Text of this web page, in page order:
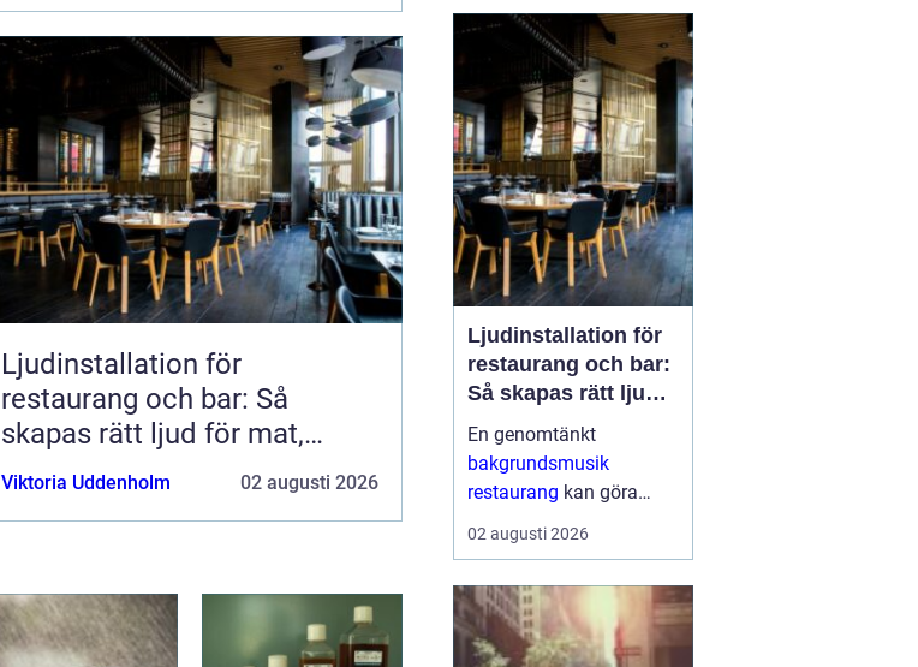
Ljudinstallation för
restaurang och bar: Så
skapas rätt ljud för mat,
dryck och stämning
Viktoria Uddenholm 02 augusti 2026
historia och omgivning.
Ljudinstallation för
restaurang och bar:
Så skapas rätt ljud
för mat, dryck och
stämning
En genomtänkt
bakgrundsmusik
restaurang kan göra
skillnaden mellan en
lokal som gästerna
plats där de g&aum...
02 augusti 2026